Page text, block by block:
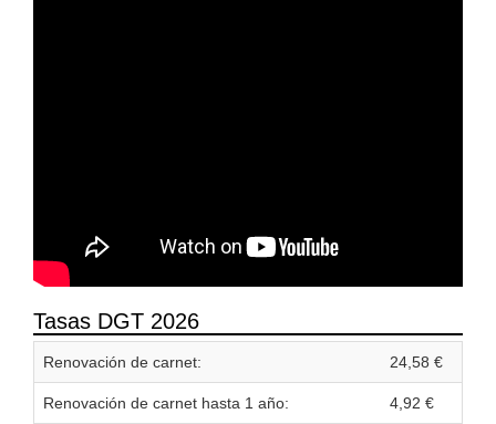
Tasas DGT 2026
Renovación de carnet: 24,58 €
Renovación de carnet hasta 1 año: 4,92 €